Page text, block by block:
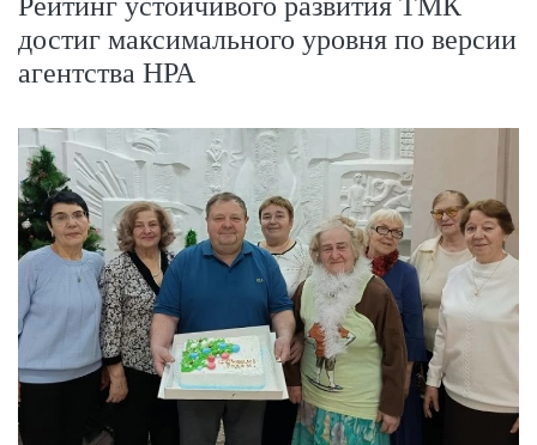
достиг максимального уровня по версии
агентства НРА